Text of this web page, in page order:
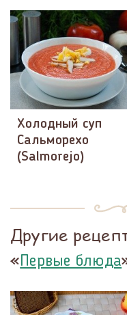
Холодный суп
Сальморехо
(Salmorejo)
Другие
«Первые блюда